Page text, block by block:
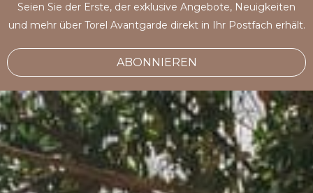
Seien Sie der Erste, der exklusive Angebote, Neuigkeiten
und mehr über Torel Avantgarde direkt in Ihr Postfach erhält.
ABONNIEREN